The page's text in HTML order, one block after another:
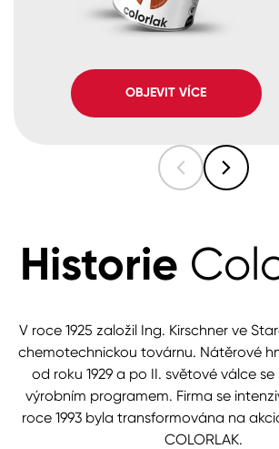
OBJEVIT VÍCE
Historie
V roce 1925 založil Ing. Kirschner ve
chemotechnickou továrnu. Nátěrové
od roku 1929 a po II. světové válce
výrobním programem. Firma se
roce 1993 byla transformována na
COLORLAK.